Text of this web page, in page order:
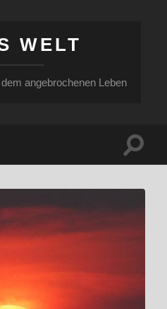
WELT
angebrochenen Leben